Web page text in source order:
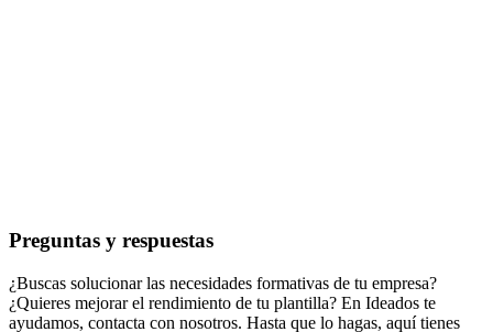
Preguntas y respuestas
¿Buscas solucionar las necesidades formativas de tu empresa?
¿Quieres mejorar el rendimiento de tu plantilla? En Ideados te
ayudamos, contacta con nosotros. Hasta que lo hagas, aquí tienes